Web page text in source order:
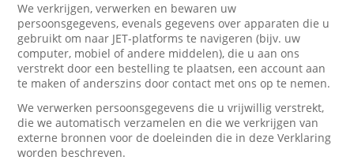
We verkrijgen, verwerken en bewaren uw
persoonsgegevens, evenals gegevens over apparaten die u
gebruikt om naar JET-platforms te navigeren (bijv. uw
computer, mobiel of andere middelen), die u aan ons
verstrekt door een bestelling te plaatsen, een account aan
te maken of anderszins door contact met ons op te nemen.
We verwerken persoonsgegevens die u vrijwillig verstrekt,
die we automatisch verzamelen en die we verkrijgen van
externe bronnen voor de doeleinden die in deze Verklaring
worden beschreven.